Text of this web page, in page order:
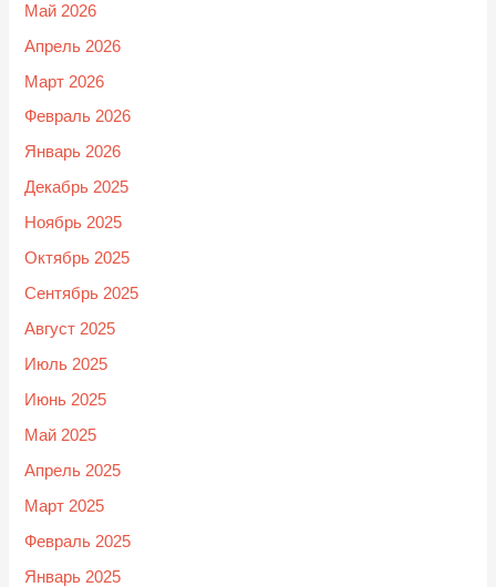
Май 2026
Апрель 2026
Март 2026
Февраль 2026
Январь 2026
Декабрь 2025
Ноябрь 2025
Октябрь 2025
Сентябрь 2025
Август 2025
Июль 2025
Июнь 2025
Май 2025
Апрель 2025
Март 2025
Февраль 2025
Январь 2025